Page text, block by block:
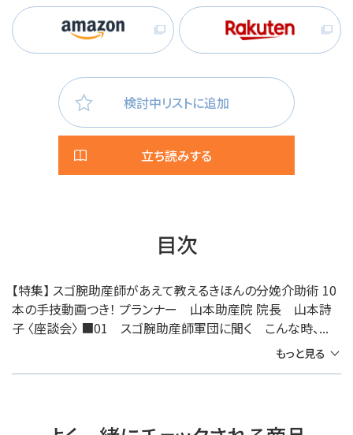
検討中リストに追加
立ち読みする
目次
【特集】 スゴ腕助産師があえて教えるきほんの分娩介助術 10
本の手技動画つき！ プランナー 山本助産院 院長 山本詩
子 〈座談会〉 ■01 スゴ腕助産師軍団に聞く こんな時、...
もっと見る